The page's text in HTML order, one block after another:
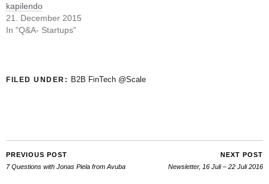
kapilendo
21. December 2015
In "Q&A- Startups"
FILED UNDER: B2B FinTech @Scale
PREVIOUS POST
7 Questions with Jonas Piela from Avuba
NEXT POST
Newsletter, 16 Juli – 22 Juli 2016